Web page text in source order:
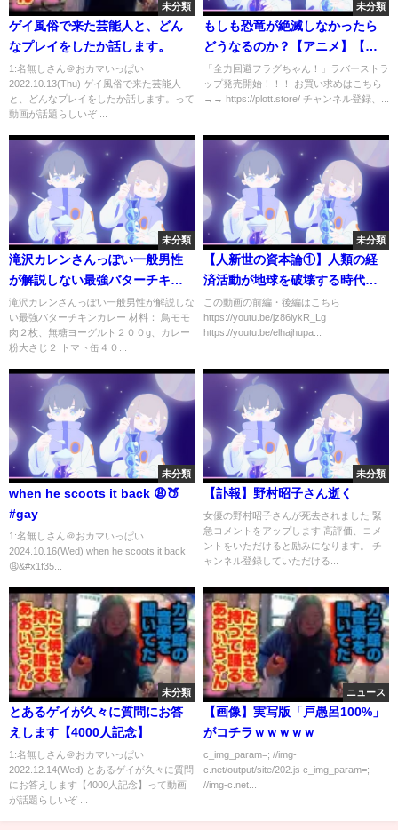
未分類
ゲイ風俗で来た芸能人と、どん
なプレイをしたか話します。
1:名無しさん＠おカマいっぱい
2022.10.13(Thu) ゲイ風俗で来た芸能人
と、どんなプレイをしたか話します。って
動画が話題らしいぞ ...
未分類
もしも恐竜が絶滅しなかったら
どうなるのか？【アニメ】【漫
画動画】
「全力回避フラグちゃん！」ラバーストラ
ップ発売開始！！！ お買い求めはこちら
→→ https://plott.store/ チャンネル登録、...
未分類
滝沢カレンさんっぽい一般男性
が解説しない最強バターチキン
カレー
滝沢カレンさんっぽい一般男性が解説しな
い最強バターチキンカレー 材料： 鳥モモ
肉２枚、無糖ヨーグルト２００g、カレー
粉大さじ２ トマト缶４０...
未分類
【人新世の資本論①】人類の経
済活動が地球を破壊する時代
（"Capital" for the
Anthropocene）
この動画の前編・後編はこちら
https://youtu.be/jz86lykR_Lg
https://youtu.be/elhajhupa...
未分類
when he scoots it back 😩🍑
#gay
1:名無しさん＠おカマいっぱい
2024.10.16(Wed) when he scoots it back
😩&#x1f35...
未分類
【訃報】野村昭子さん逝く
女優の野村昭子さんが死去されました 緊
急コメントをアップします 高評価、コメ
ントをいただけると励みになります。 チ
ャンネル登録していただける...
未分類
とあるゲイが久々に質問にお答
えします【4000人記念】
1:名無しさん＠おカマいっぱい
2022.12.14(Wed) とあるゲイが久々に質問
にお答えします【4000人記念】って動画
が話題らしいぞ ...
ニュース
【画像】実写版「戸愚呂100%」
がコチラｗｗｗｗｗ
c_img_param=; //img-
c.net/output/site/202.js c_img_param=;
//img-c.net...